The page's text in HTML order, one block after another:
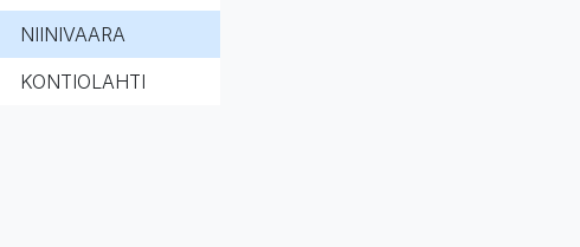
NIINIVAARA
KONTIOLAHTI